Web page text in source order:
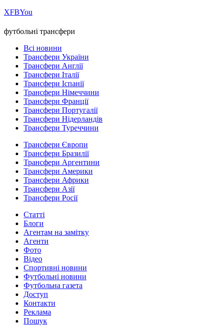
ХFBYou
футбольні трансфери
Всі новини
Трансфери України
Трансфери Англії
Трансфери Італії
Трансфери Іспанії
Трансфери Німеччини
Трансфери Франції
Трансфери Португалії
Трансфери Нідерландів
Трансфери Туреччини
Трансфери Європи
Трансфери Бразилії
Трансфери Аргентини
Трансфери Америки
Трансфери Африки
Трансфери Азії
Трансфери Росії
Статті
Блоги
Агентам на замітку
Агенти
Фото
Відео
Спортивні новини
Футбольні новини
Футбольна газета
Доступ
Контакти
Реклама
Пошук